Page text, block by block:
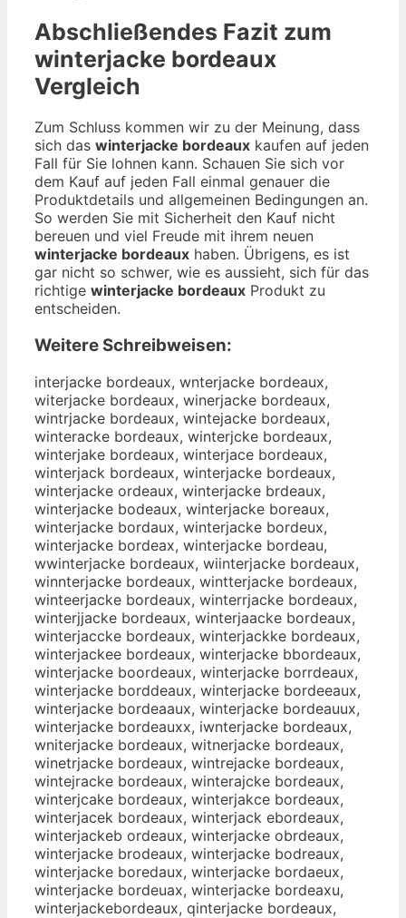
Abschließendes Fazit zum
winterjacke bordeaux
Vergleich
Zum Schluss kommen wir zu der Meinung, dass
sich das winterjacke bordeaux kaufen auf jeden
Fall für Sie lohnen kann. Schauen Sie sich vor
dem Kauf auf jeden Fall einmal genauer die
Produktdetails und allgemeinen Bedingungen an.
So werden Sie mit Sicherheit den Kauf nicht
bereuen und viel Freude mit ihrem neuen
winterjacke bordeaux haben. Übrigens, es ist
gar nicht so schwer, wie es aussieht, sich für das
richtige winterjacke bordeaux Produkt zu
entscheiden.
Weitere Schreibweisen:
interjacke bordeaux, wnterjacke bordeaux,
witerjacke bordeaux, winerjacke bordeaux,
wintrjacke bordeaux, wintejacke bordeaux,
winteracke bordeaux, winterjcke bordeaux,
winterjake bordeaux, winterjace bordeaux,
winterjack bordeaux, winterjacke bordeaux,
winterjacke ordeaux, winterjacke brdeaux,
winterjacke bodeaux, winterjacke boreaux,
winterjacke bordaux, winterjacke bordeux,
winterjacke bordeax, winterjacke bordeau,
wwinterjacke bordeaux, wiinterjacke bordeaux,
winnterjacke bordeaux, wintterjacke bordeaux,
winteerjacke bordeaux, winterrjacke bordeaux,
winterjjacke bordeaux, winterjaacke bordeaux,
winterjaccke bordeaux, winterjackke bordeaux,
winterjackee bordeaux, winterjacke bbordeaux,
winterjacke boordeaux, winterjacke borrdeaux,
winterjacke borddeaux, winterjacke bordeeaux,
winterjacke bordeaaux, winterjacke bordeauux,
winterjacke bordeauxx, iwnterjacke bordeaux,
wniterjacke bordeaux, witnerjacke bordeaux,
winetrjacke bordeaux, wintrejacke bordeaux,
wintejracke bordeaux, winterajcke bordeaux,
winterjcake bordeaux, winterjakce bordeaux,
winterjacek bordeaux, winterjack ebordeaux,
winterjackeb ordeaux, winterjacke obrdeaux,
winterjacke brodeaux, winterjacke bodreaux,
winterjacke boredaux, winterjacke bordaeux,
winterjacke bordeuax, winterjacke bordeaxu,
winterjackebordeaux, qinterjacke bordeaux,